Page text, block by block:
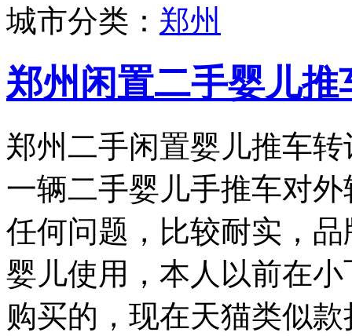
城市分类： 郑州
郑州闲置二手婴儿推
郑州二手闲置婴儿推车
一辆二手婴儿手推车对
任何问题，比较耐实，品
婴儿使用，本人以前在
购买的，现在天猫类似